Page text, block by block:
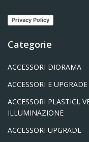
Privacy Policy
Categorie
ACCESSORI DIORAMA
ACCESSORI E
ACCESSORI PLASTICI,
ILLUMINAZIONE
ACCESSORI UPGRADE